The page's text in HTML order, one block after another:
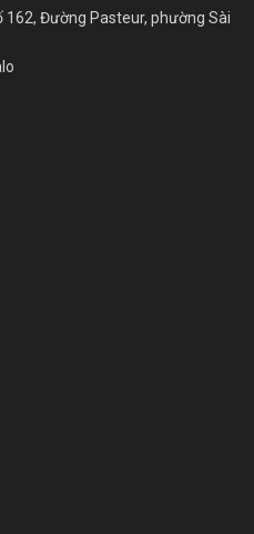
162, Đường Pasteur, phường Sài